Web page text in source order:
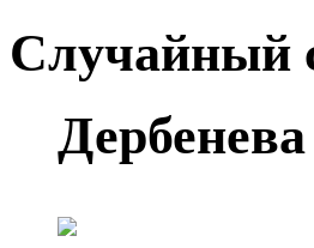
Случайный